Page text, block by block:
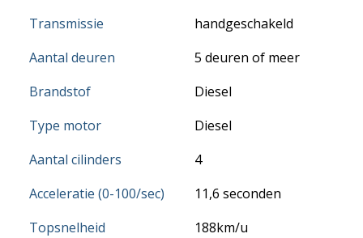
Transmissie
handgeschakeld
Aantal deuren
5 deuren of meer
Brandstof
Diesel
Type motor
Diesel
Aantal cilinders
4
Acceleratie (0-100/sec)
11,6 seconden
Topsnelheid
188km/u